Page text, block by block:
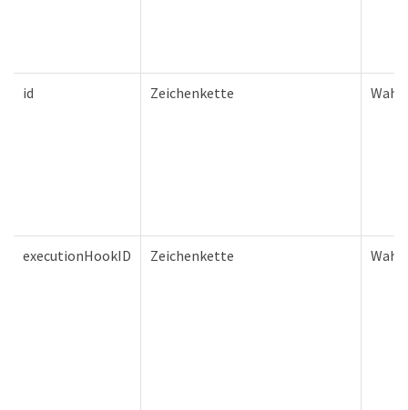
id Zeichenkette Wahr
executionHookID Zeichenkette Wahr